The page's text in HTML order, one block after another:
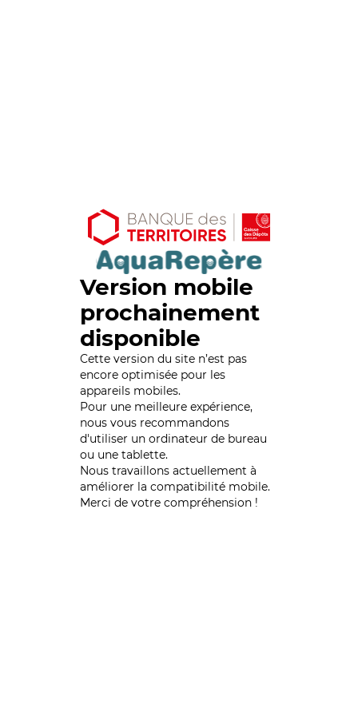
Version mobile
prochainement
disponible
Cette version du site n’est pas
encore optimisée pour les
appareils mobiles.
Pour une meilleure expérience,
nous vous recommandons
d'utiliser un ordinateur de bureau
ou une tablette.
Nous travaillons actuellement à
améliorer la compatibilité mobile.
Merci de votre compréhension !